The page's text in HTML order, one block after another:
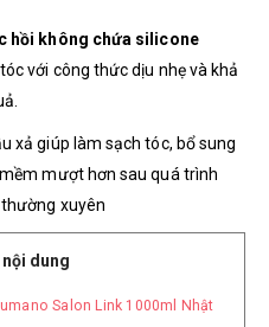
hồi không chứa silicone
với công thức dịu nhẹ và khả
xả giúp làm sạch tóc, bổ sung
mượt hơn sau quá trình
xuyên
dung
Salon Link 1000ml Nhật